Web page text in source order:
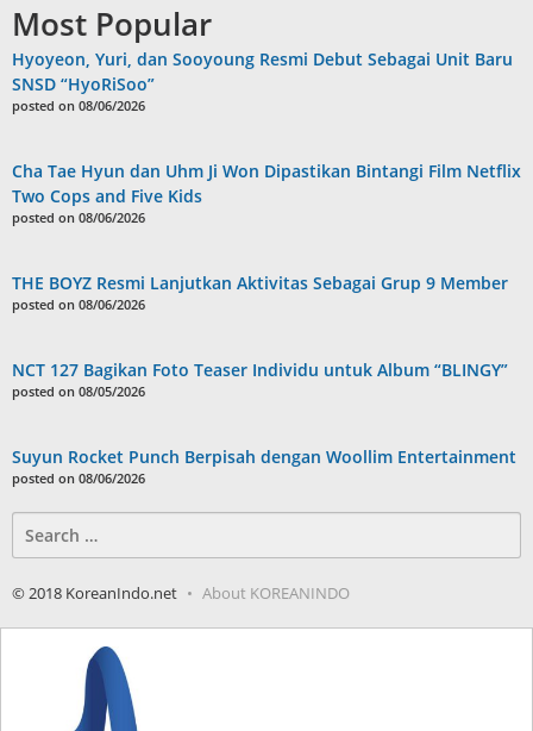
Most Popular
Hyoyeon, Yuri, dan Sooyoung Resmi Debut Sebagai Unit Baru
SNSD “HyoRiSoo”
posted on 08/06/2026
Cha Tae Hyun dan Uhm Ji Won Dipastikan Bintangi Film Netflix
Two Cops and Five Kids
posted on 08/06/2026
THE BOYZ Resmi Lanjutkan Aktivitas Sebagai Grup 9 Member
posted on 08/06/2026
NCT 127 Bagikan Foto Teaser Individu untuk Album “BLINGY”
posted on 08/05/2026
Suyun Rocket Punch Berpisah dengan Woollim Entertainment
posted on 08/06/2026
for:
© 2018 KoreanIndo.net About KOREANINDO